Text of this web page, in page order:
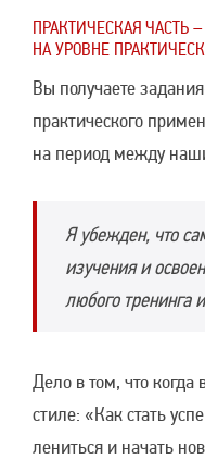
ПРАКТИЧЕСКАЯ ЧАСТЬ
НА УРОВНЕ
Вы получаете
практического
на период между
Я убежден, что
изучения и
любого тренинга
Дело в том, что
стиле: «Как стать
лениться и начать